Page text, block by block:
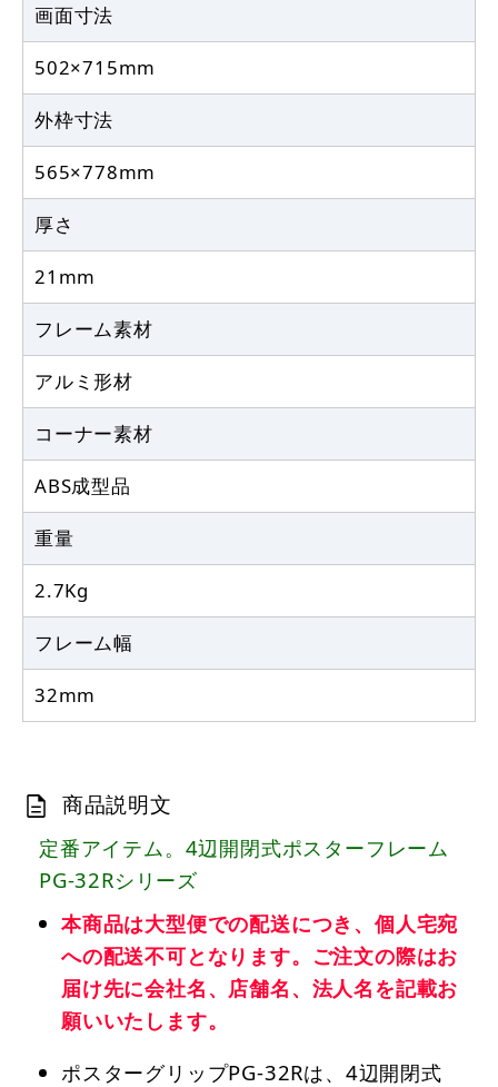
画面寸法
502×715mm
外枠寸法
565×778mm
厚さ
21mm
フレーム素材
アルミ形材
コーナー素材
ABS成型品
重量
2.7Kg
フレーム幅
32mm
商品説明文
定番アイテム。4辺開閉式ポスターフレーム
PG-32Rシリーズ
本商品は大型便での配送につき、個人宅宛
への配送不可となります。ご注文の際はお
届け先に会社名、店舗名、法人名を記載お
願いいたします。
ポスターグリップPG-32Rは、4辺開閉式